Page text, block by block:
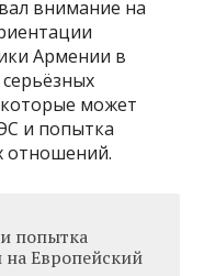
внимание на
Армении в
которые может
и попытка
отношений.
попытка
на Европейский